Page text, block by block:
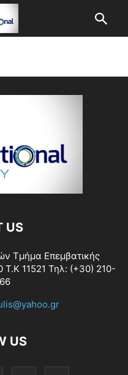
US
Τμήμα Επεμβατικής
Τ.Κ 11521 Τηλ: (+30) 210-
US